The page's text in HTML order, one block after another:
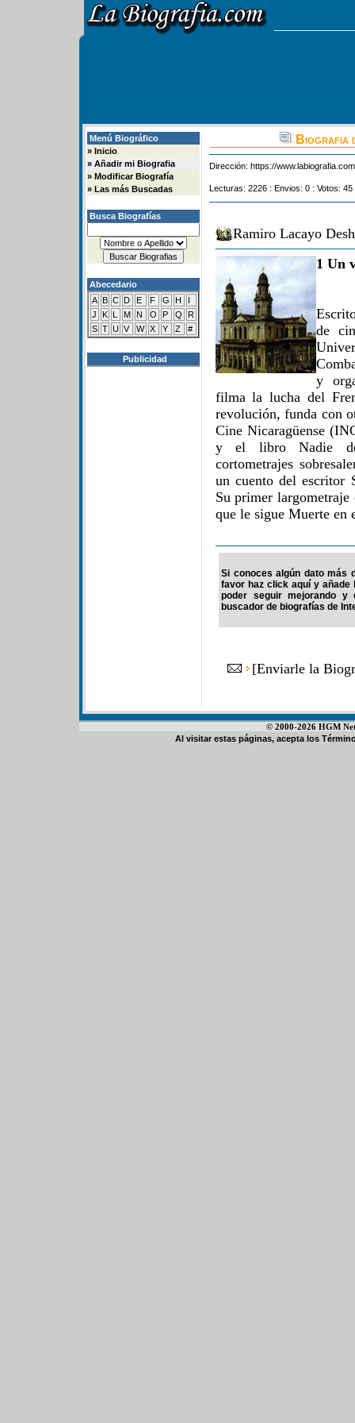
Menú Biográfico
» Inicio
» Añadir mi Biografia
» Modificar Biografía
» Las más Buscadas
Busca Biografías
Abecedario
A B C D E F G H
I
J
K L M N O P Q
R
S T U V W X Y Z #
Publicidad
Biografia
Dirección: https://
Lecturas: 2226 : Envios: 0 : Votos:
Ramiro Lacayo
1 Un
de
y
filma la lucha del
revolución, funda con
Cine Nicaragüense
y el libro Nadie de
cortometrajes
un cuento del escritor
Su primer
que le sigue Muerte en
Si conoces algún dato más
favor haz click aquí y
poder seguir mejorando y
buscador de biografías de
[Enviarle la
© 2000-2026 HGM
Al visitar estas páginas, acepta los